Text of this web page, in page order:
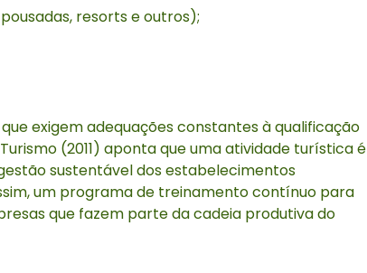
resorts e outros);
exigem adequações constantes à qualificação
(2011) aponta que uma atividade turística é
sustentável dos estabelecimentos
um programa de treinamento contínuo para
que fazem parte da cadeia produtiva do